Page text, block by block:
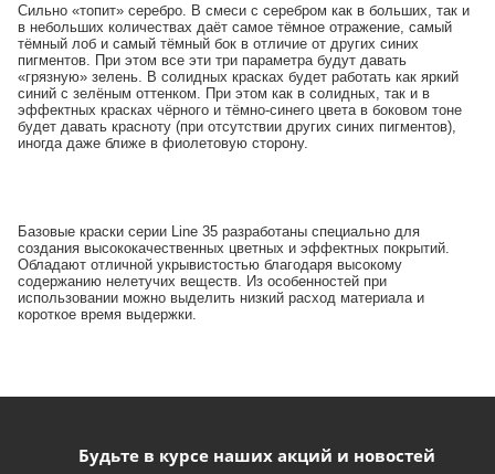
Сильно «топит» серебро. В смеси с серебром как в больших, так и
в небольших количествах даёт самое тёмное отражение, самый
тёмный лоб и самый тёмный бок в отличие от других синих
пигментов. При этом все эти три параметра будут давать
«грязную» зелень. В солидных красках будет работать как яркий
синий с зелёным оттенком. При этом как в солидных, так и в
эффектных красках чёрного и тёмно-синего цвета в боковом тоне
будет давать красноту (при отсутствии других синих пигментов),
иногда даже ближе в фиолетовую сторону.
Базовые краски серии Line 35 разработаны специально для
создания высококачественных цветных и эффектных покрытий.
Обладают отличной укрывистостью благодаря высокому
содержанию нелетучих веществ. Из особенностей при
использовании можно выделить низкий расход материала и
короткое время выдержки.
Будьте в курсе наших акций и новостей